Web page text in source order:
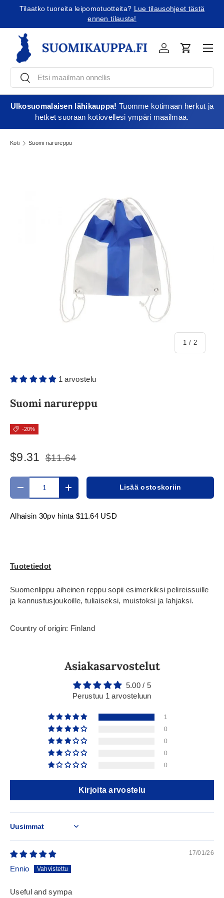
Tilaatko tuoreita leipomotuotteita? Lue tilausohjeet tästä
ennen tilausta!
EtsiEtsi
KirjauduOstoskori
Ulkosuomalaisen lähikauppa! Tuomme kotimaan herkut ja
hetket suoraan kotiovellesi ympäri maailmaa.
Koti Suomi narureppu
1 / /2
1 arvostelu
Suomi narureppu
-20%
$9.31 $11.64
Määrä
Translation missing: fi.cart.items.decrease_quantity
Translation missing:Lisää ostoskoriin
Alhaisin 30pv hinta $11.64 USD
Tuotetiedot
Suomenlippu aiheinen reppu sopii esimerkiksi pelireissuille
ja kannustusjoukoille, tuliaiseksi, muistoksi ja lahjaksi.
Country of origin: Finland
Asiakasarvostelut
5.00 / 5
Perustuu 1 arvosteluun
1
0
0
0
0
Kirjoita arvostelu
Sort by
17/01/26
Ennio
Useful and sympa